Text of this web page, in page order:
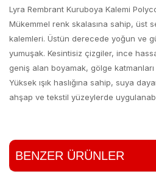
Lyra Rembrant Kuruboya Kalemi
Mükemmel renk skalasına sahip, üst
kalemleri. Üstün derecede yoğun ve
yumuşak. Kesintisiz çizgiler, ince
geniş alan boyamak, gölge
Yüksek ışık haslığına sahip, suya
ahşap ve tekstil yüzeylerde
BENZER ÜRÜNLER